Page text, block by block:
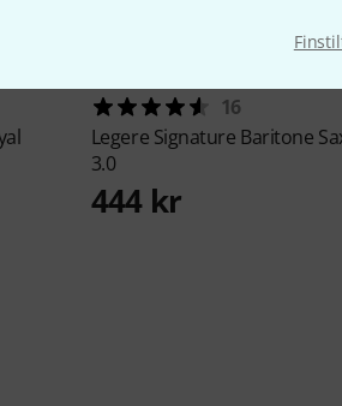
16
Legere Signature Baritone
3.0
444 kr